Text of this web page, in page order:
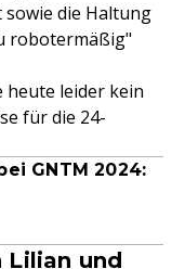
sowie die Haltung
robotermäßig"
heute leider kein
für die 24-
GNTM 2024:
Lilian und